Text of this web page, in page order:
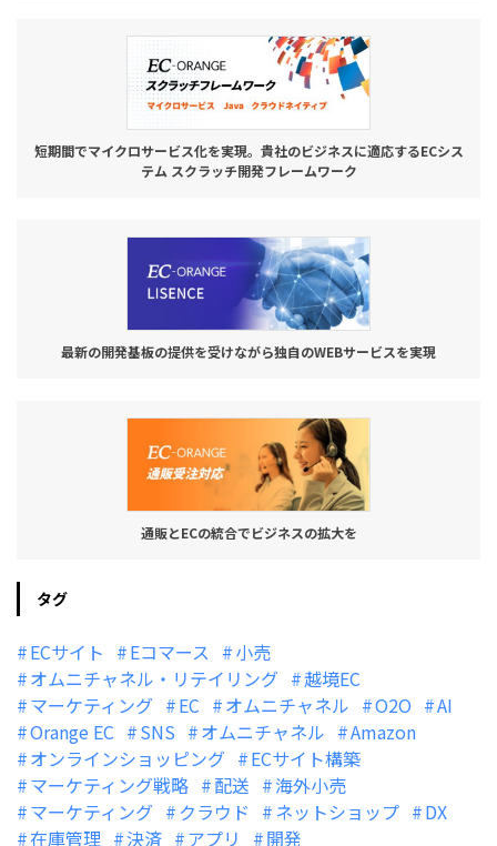
短期間でマイクロサービス化を実現。貴社のビジネスに適応するECシス
テム スクラッチ開発フレームワーク
最新の開発基板の提供を受けながら独自のWEBサービスを実現
通販とECの統合でビジネスの拡大を
タグ
ECサイト Eコマース
小売
オムニチャネル・リテイリング
越境EC
マーケティング
EC オムニチャネル O2O
AI
Orange EC
SNS オムニチャネル
Amazon
オンラインショッピング
ECサイト構築
マーケティング戦略
配送
海外小売
マーケティング
クラウド ネットショップ
DX
在庫管理
決済 アプリ
開発